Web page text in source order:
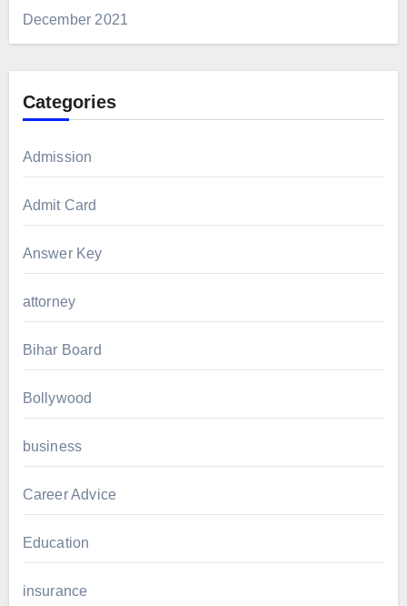
December 2021
Categories
Admission
Admit Card
Answer Key
attorney
Bihar Board
Bollywood
business
Career Advice
Education
insurance